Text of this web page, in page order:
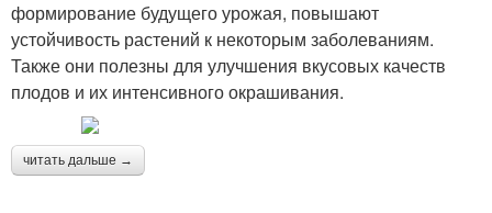
формирование будущего урожая, повышают
устойчивость растений к некоторым заболеваниям.
Также они полезны для улучшения вкусовых качеств
плодов и их интенсивного окрашивания.
читать дальше →